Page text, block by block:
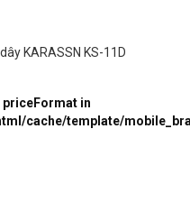
KARASSN KS-11D
priceFormat in
cache/template/